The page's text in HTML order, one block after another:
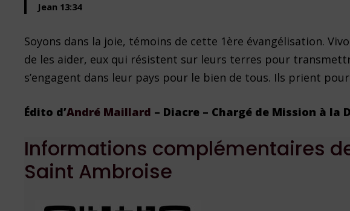
Jean 13:34
Soyons dans la joie, témoins de cette 1ère évangélisation.
de les aider, eux qui résistent sur leurs terres pour
s’engagent dans leur pays pour le bien de tous. Ils prient
Édito d’André Maillard – Diacre – Chargé de Mission à la
Informations complémentaires
Saint Ambroise